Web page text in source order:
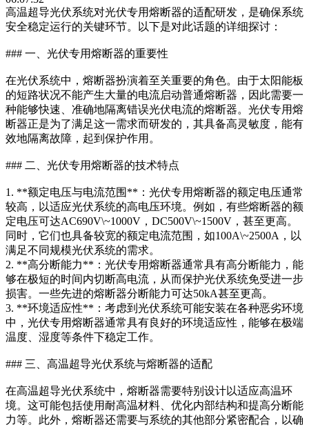
高温超导光伏系统对光伏专用熔断器的适配研发，是确保系统
安全稳定运行的关键环节。以下是对此话题的详细探讨：
### 一、光伏专用熔断器的重要性
在光伏系统中，熔断器扮演着至关重要的角色。由于太阳能板
的短路状况不能产生大量的电流启动普通熔断器，因此需要一
种能够快速、准确地隔离错误光伏电流的熔断器。光伏专用熔
断器正是为了满足这一需求而研发的，其具备高灵敏度，能有
效地隔离故障，起到保护作用。
### 二、光伏专用熔断器的技术特点
1. **额定电压与电流范围**：光伏专用熔断器的额定电压通常
较高，以适应光伏系统的高电压环境。例如，有些熔断器的额
定电压可达AC690V\~1000V，DC500V\~1500V，甚至更高。
同时，它们也具备较宽的额定电流范围，如100A\~2500A，以
满足不同规模光伏系统的需求。
2. **高分断能力**：光伏专用熔断器通常具有高分断能力，能
够在极短的时间内切断高电流，从而保护光伏系统免受进一步
损害。一些先进的熔断器分断能力可达50kA甚至更高。
3. **环境适应性**：考虑到光伏系统可能安装在各种恶劣环境
中，光伏专用熔断器通常具有良好的环境适应性，能够在极端
温度、湿度等条件下稳定工作。
### 三、高温超导光伏系统与熔断器的适配
在高温超导光伏系统中，熔断器需要特别设计以适应高温环
境。这可能包括使用耐高温材料、优化内部结构和提高分断能
力等。此外，熔断器还需要与系统的其他部分紧密配合，以确